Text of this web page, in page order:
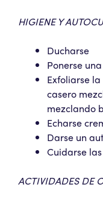
HIGIENE Y
Ducharse
Ponerse
Exfoliarse
casero
mezclando
Echarse
Darse un
Cuidarse
ACTIVIDADES DE